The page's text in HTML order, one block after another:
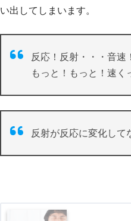
い出してしまいます。
反応！反射・・・音速
もっと！もっと！速く
反射が反応に変化して